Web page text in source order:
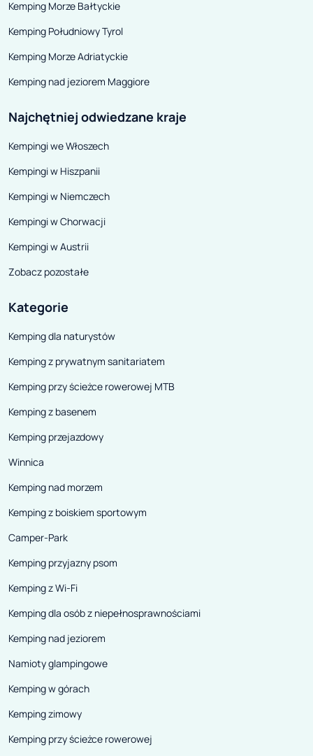
Kemping Morze Bałtyckie
Kemping Południowy Tyrol
Kemping Morze Adriatyckie
Kemping nad jeziorem Maggiore
Najchętniej odwiedzane kraje
Kempingi we Włoszech
Kempingi w Hiszpanii
Kempingi w Niemczech
Kempingi w Chorwacji
Kempingi w Austrii
Zobacz pozostałe
Kategorie
Kemping dla naturystów
Kemping z prywatnym sanitariatem
Kemping przy ścieżce rowerowej MTB
Kemping z basenem
Kemping przejazdowy
Winnica
Kemping nad morzem
Kemping z boiskiem sportowym
Camper-Park
Kemping przyjazny psom
Kemping z Wi-Fi
Kemping dla osób z niepełnosprawnościami
Kemping nad jeziorem
Namioty glampingowe
Kemping w górach
Kemping zimowy
Kemping przy ścieżce rowerowej